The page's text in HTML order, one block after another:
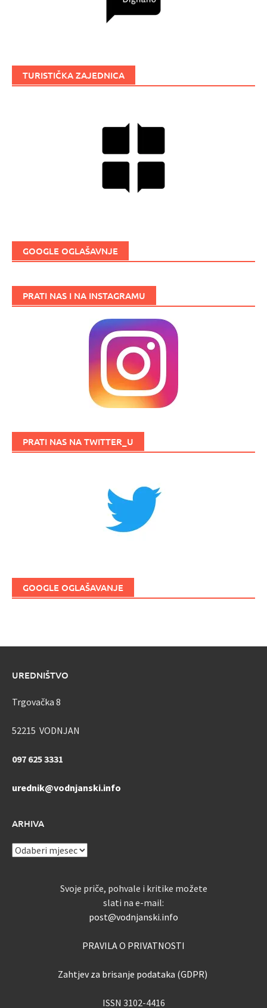
TURISTIČKA ZAJEDNICA
GOOGLE OGLAŠAVNJE
PRATI NAS I NA INSTAGRAMU
PRATI NAS NA TWITTER_U
GOOGLE OGLAŠAVANJE
UREDNIŠTVO
Trgovačka 8
52215 VODNJAN
097 625 3331
urednik@vodnjanski.info
ARHIVA
ARHIVA
Svoje priče, pohvale i kritike možete
slati na e-mail:
post@vodnjanski.info
PRAVILA O PRIVATNOSTI
Zahtjev za brisanje podataka (GDPR)
ISSN 3102-4416